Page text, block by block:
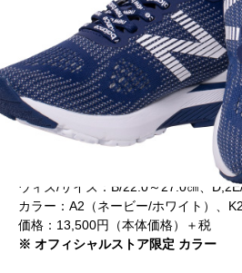
ウィズ/サイズ：B/22.0～27.0㎝、
カラー：A2（ネービー/ホワイト）、
価格：13,500円（本体価格）＋税
※ オフィシャルストア限定 カラー